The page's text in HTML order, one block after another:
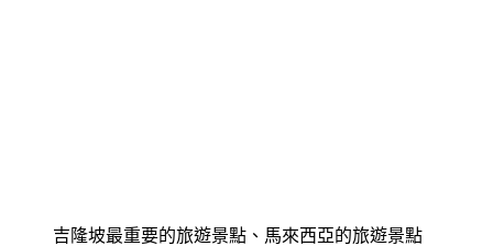
吉隆坡最重要的旅遊景點、馬來西亞的旅遊景點